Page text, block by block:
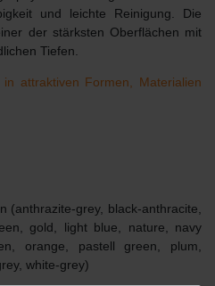
und leichte Reinigung. Die
der stärksten Oberflächen mit
Tiefen.
attraktiven Formen, Materialien
(anthrazite-grey, black-anthracite,
gold, light blue, nature, navy
orange, pastell green, plum,
white-grey)